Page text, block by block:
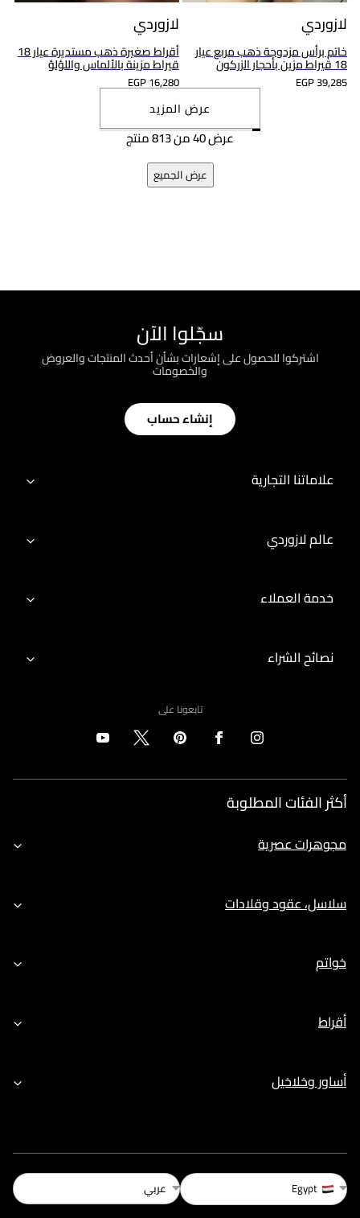
لازوردي
خاتم برأس مزدوجة ذهب مربع عيار
18 قيراط مزين بأحجار الزركون
EGP 39,285
لازوردي
أقراط صغيرة ذهب مستديرة عيار 18
قيراط مزينة بالألماس واللؤلؤ
EGP 16,280
عرض المزيد
عرض 40 من 813 منتج
عرض الجميع
سجّلوا الآن
اشتركوا للحصول على إشعارات بشأن أحدث المنتجات والعروض
والخصومات
إنشاء حساب
علاماتنا التجارية
عالم لازوردي
خدمة العملاء
نصائح الشراء
تابعونا على
أكثر الفئات المطلوبة
مجوهرات عصرية
سلاسل، عقود وقلادات
خواتم
أقراط
أساور وخلاخيل
Egypt عربي